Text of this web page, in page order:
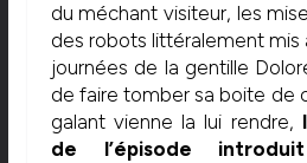
du méchant visiteur, les
des robots littéralement mis
journées de la gentille
de faire tomber sa boite de
galant vienne la lui rendre,
de l’épisode